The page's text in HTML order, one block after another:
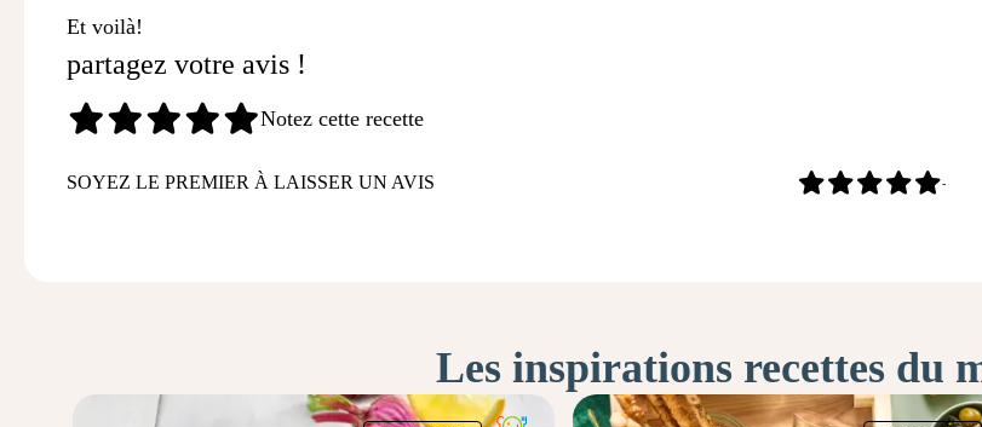
Et voilà!
partagez votre avis !
Notez cette recette
SOYEZ LE PREMIER À LAISSER UN AVIS -
Les inspirations recettes du